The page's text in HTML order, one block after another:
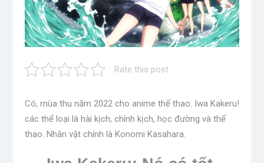
Rate this post
Có, mùa thu năm 2022 cho anime thể thao. Iwa Kakeru!
các thể loại là hài kịch, chính kịch, học đường và thể
thao. Nhân vật chính là Konomi Kasahara.